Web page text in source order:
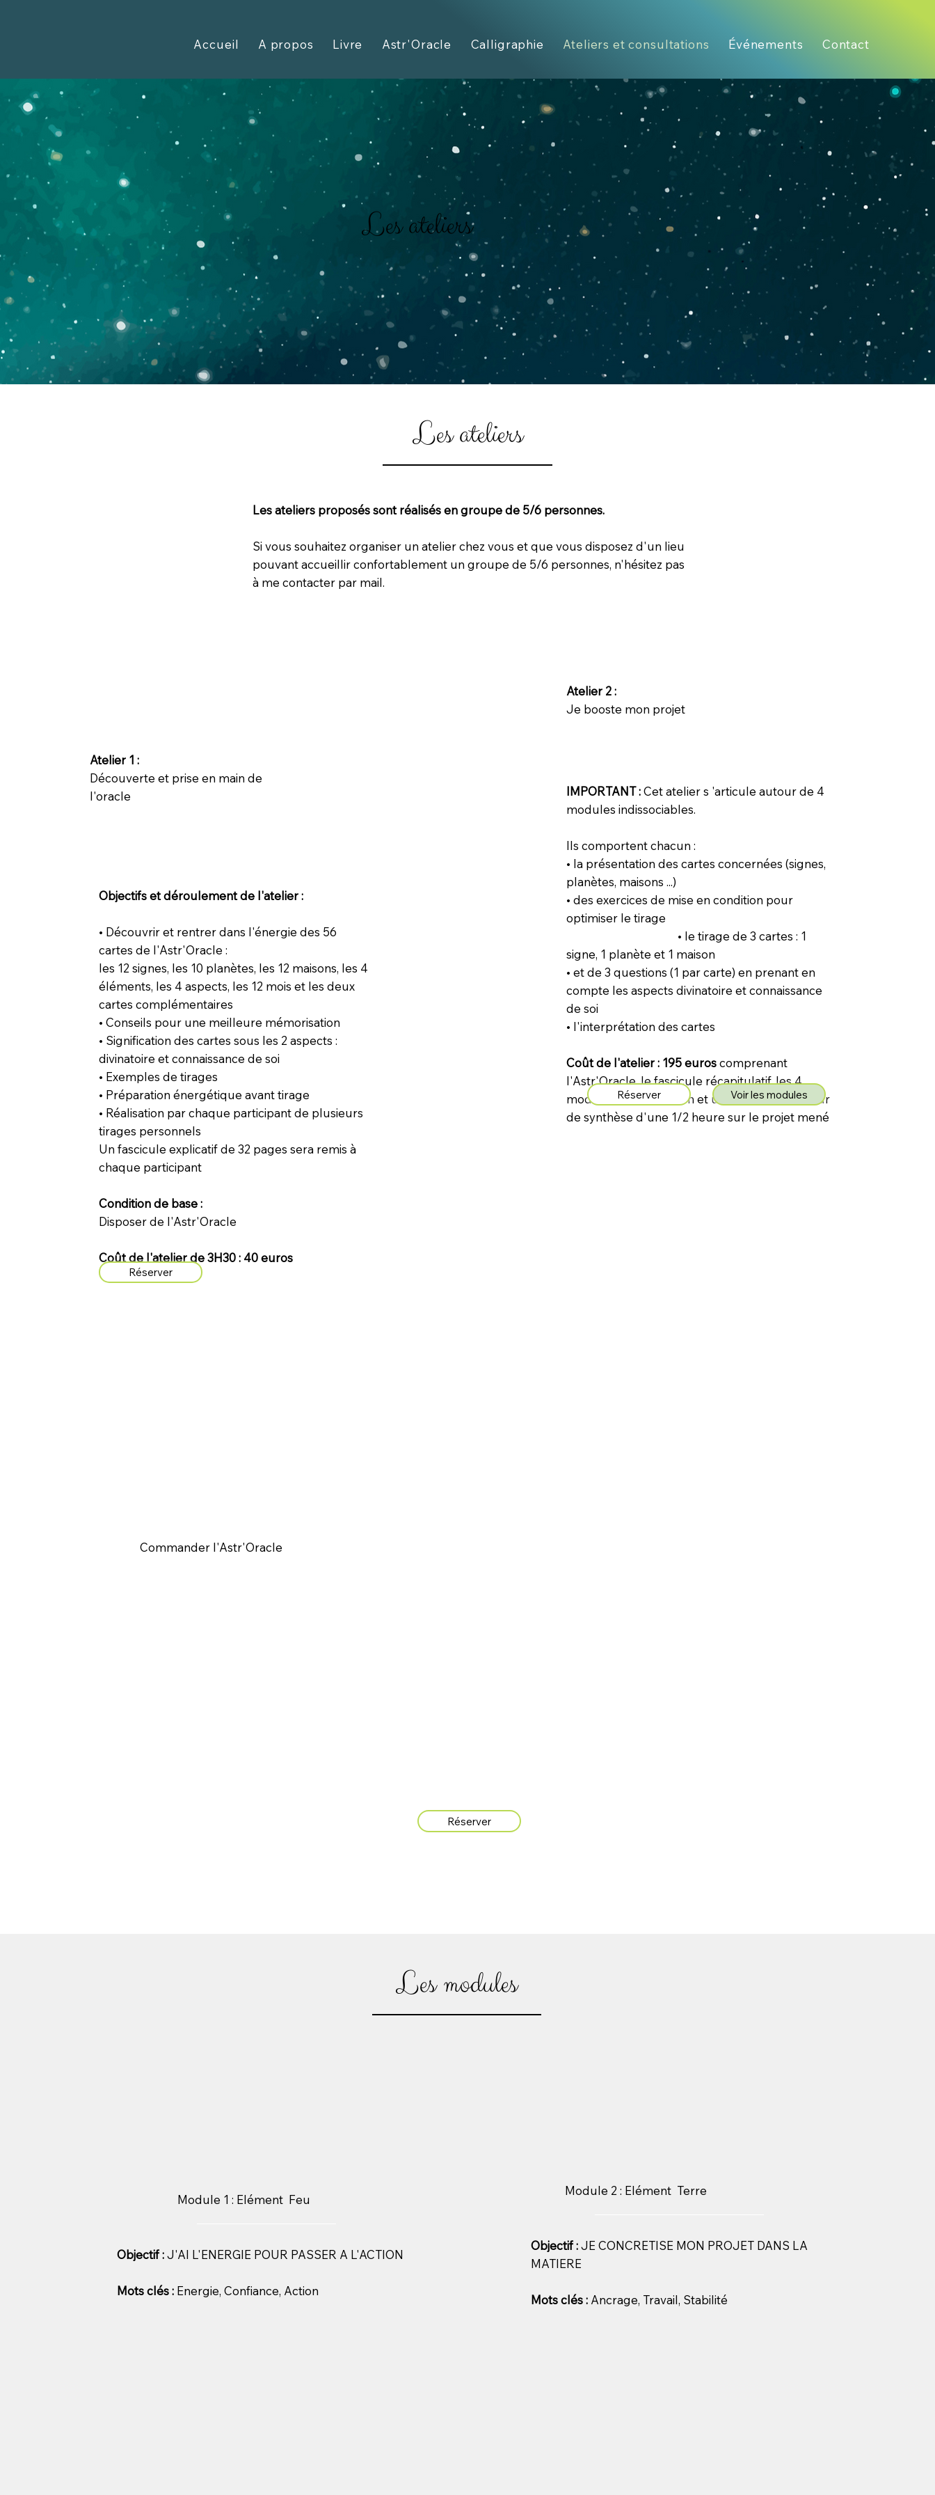
Accueil A propos Livre Astr'Oracle Calligraphie Ateliers et consultations Événements Contact
Les ateliers
Les ateliers
Les ateliers proposés sont réalisés en groupe de 5/6 personnes.
Si vous souhaitez organiser un atelier chez vous et que vous disposez d'un lieu
pouvant accueillir confortablement un groupe de 5/6 personnes, n'hésitez pas
à me contacter par mail.
Réserver
Commander l'Astr'Oracle
Les modules
Module 1 : Elément Feu
Objectif :J'AI L'ENERGIE POUR PASSER A L'ACTION
Mots clés : Energie, Confiance, Action
Module 2 : Elément Terre
Objectif :JE CONCRETISE MON PROJET DANS LA
MATIERE
Mots clés : Ancrage, Travail, Stabilité
Atelier 1 :
Découverte et prise en main de
l'oracle
Objectifs et déroulement de l'atelier :
• Découvrir et rentrer dans l'énergie des 56
cartes de l'Astr'Oracle :
les 12 signes, les 10 planètes, les 12 maisons, les 4
éléments, les 4 aspects, les 12 mois et les deux
cartes complémentaires
• Conseils pour une meilleure mémorisation
• Signification des cartes sous les 2 aspects :
divinatoire et connaissance de soi
• Exemples de tirages
• Préparation énergétique avant tirage
• Réalisation par chaque participant de plusieurs
tirages personnels
Un fascicule explicatif de 32 pages sera remis à
chaque participant
Condition de base :
Disposer de l'Astr'Oracle
Coût de l'atelier de 3H30 : 40 euros
Réserver
Atelier 2 :
Je booste mon projet
IMPORTANT :Cet atelier s 'articule autour de 4
modules indissociables.
Ils comportent chacun :
• la présentation des cartes concernées (signes,
planètes, maisons ...)
• des exercices de mise en condition pour
optimiser le tirage
• le tirage de 3 cartes : 1
signe, 1 planète et 1 maison
• et de 3 questions (1 par carte) en prenant en
compte les aspects divinatoire et connaissance
de soi
• l'interprétation des cartes
Coût de l'atelier : 195 euroscomprenant
l'Astr'Oracle, le fascicule récapitulatif, les 4
modules de 3H chacun et un entretien ultérieur
de synthèse d'une 1/2 heure sur le projet mené
Réserver Voir les modules